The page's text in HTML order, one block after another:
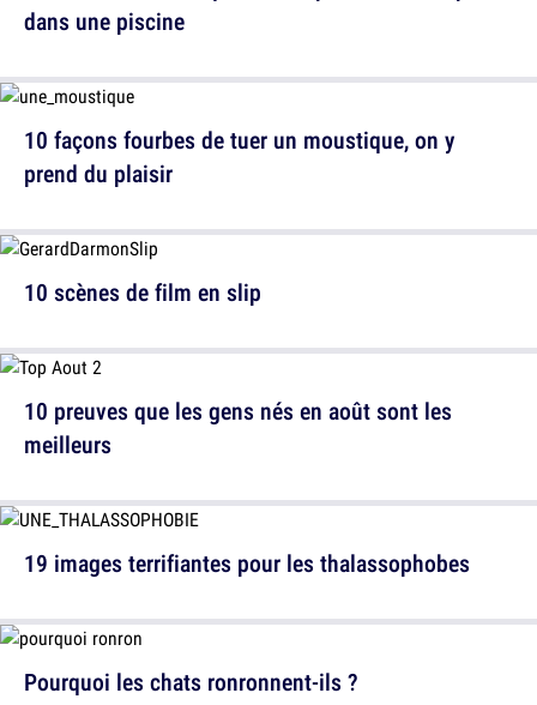
10 façons fourbes de tuer un moustique, on y
prend du plaisir
10 preuves que les gens nés en août sont les
meilleurs
Pourquoi les chats ronronnent-ils ?
dans une piscine
10 scènes de film en slip
19 images terrifiantes pour les thalassophobes